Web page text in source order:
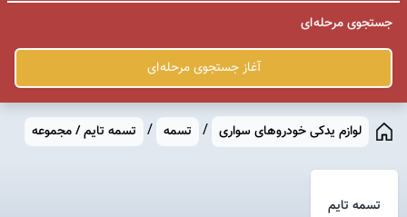
جستجوی مرحله ای
آغاز جستجوی مرحله ای
لوازم یدکی خودروهای سواری / تسمه / تسمه تایم / مجموعه
تسمه تایم